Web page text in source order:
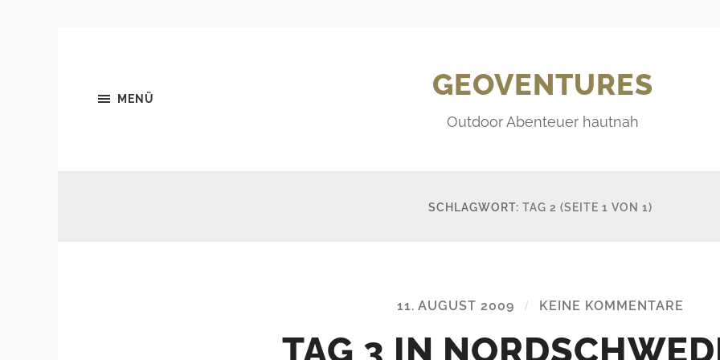
MENÜ GEOVENTURES
Outdoor Abenteuer hautnah
SCHLAGWORT: TAG 2 (SEITE 1 VON 1)
11. AUGUST 2009 / KEINE KOMMENTARE
TAG 3 IN